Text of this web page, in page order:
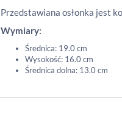
Przedstawiana osłonka jest
Wymiary:
Średnica: 19.0 cm
Wysokość: 16.0 cm
Średnica dolna: 13.0 cm